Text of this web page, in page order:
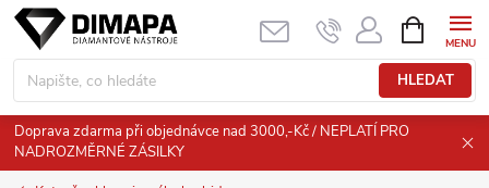
Přejít
obsah
HLEDAT
NÁKUPNÍ
KOŠÍK
Doprava zdarma při objednávce nad 3000,-Kč / NEPLATÍ PRO
NADROZMĚRNÉ ZÁSILKY